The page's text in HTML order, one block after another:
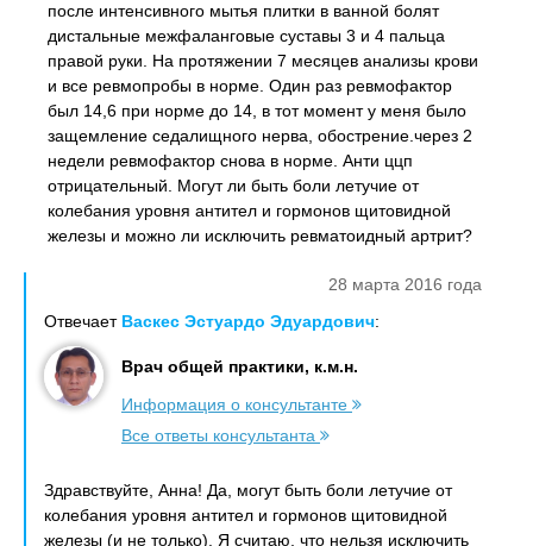
после интенсивного мытья плитки в ванной болят
дистальные межфаланговые суставы 3 и 4 пальца
правой руки. На протяжении 7 месяцев анализы крови
и все ревмопробы в норме. Один раз ревмофактор
был 14,6 при норме до 14, в тот момент у меня было
защемление седалищного нерва, обострение.через 2
недели ревмофактор снова в норме. Анти ццп
отрицательный. Могут ли быть боли летучие от
колебания уровня антител и гормонов щитовидной
железы и можно ли исключить ревматоидный артрит?
28 марта 2016 года
Отвечает Васкес Эстуардо Эдуардович:
Врач общей практики, к.м.н.
Информация о консультанте
Все ответы консультанта
Здравствуйте, Анна! Да, могут быть боли летучие от
колебания уровня антител и гормонов щитовидной
железы (и не только). Я считаю, что нельзя исключить